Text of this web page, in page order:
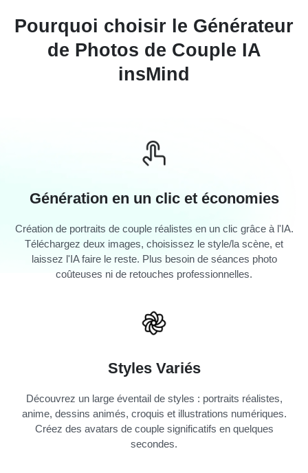
Pourquoi choisir le Générateur
de Photos de Couple IA
insMind
Génération en un clic et économies
Création de portraits de couple réalistes en un clic grâce à l'IA.
Téléchargez deux images, choisissez le style/la scène, et
laissez l'IA faire le reste. Plus besoin de séances photo
coûteuses ni de retouches professionnelles.
Styles Variés
Découvrez un large éventail de styles : portraits réalistes,
anime, dessins animés, croquis et illustrations numériques.
Créez des avatars de couple significatifs en quelques
secondes.